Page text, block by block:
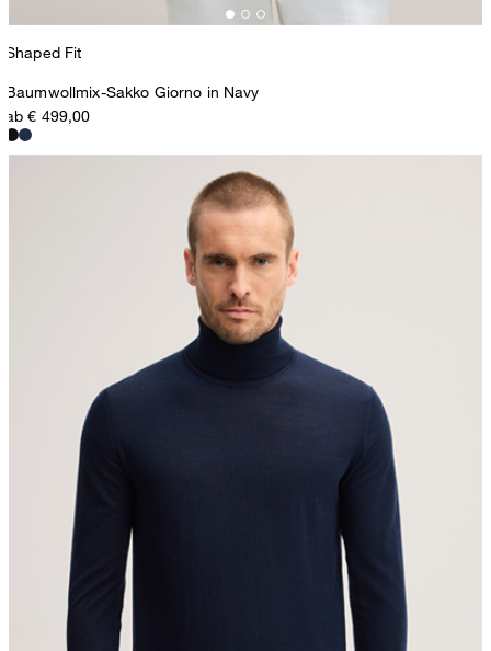
Shaped Fit
Baumwollmix-Sakko Giorno in Navy
ab € 499,00